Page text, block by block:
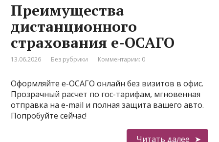
Преимущества
дистанционного
страхования е-ОСАГО
13.06.2026 Без рубрики Комментарии: 0
Оформляйте е-ОСАГО онлайн без визитов в офис.
Прозрачный расчет по гос-тарифам, мгновенная
отправка на e-mail и полная защита вашего авто.
Попробуйте сейчас!
Читать далее